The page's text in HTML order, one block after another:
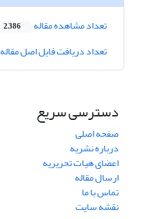
تعداد مشاهده مقاله 2,386
تعداد دریافت فایل اصل مقاله
دسترسی سریع
صفحه اصلی
درباره نشریه
اعضای هیات تحریریه
ارسال مقاله
تماس با ما
نقشه سایت